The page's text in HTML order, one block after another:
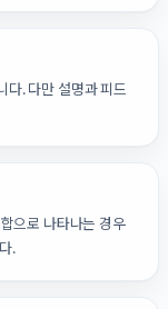
다. 다만 설명과 피드
으로 나타나는 경우
.